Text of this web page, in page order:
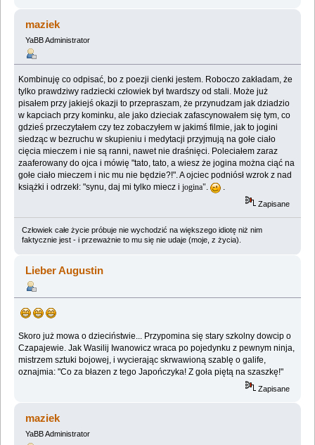
maziek
YaBB Administrator
Kombinuję co odpisać, bo z poezji cienki jestem. Roboczo zakładam, że
tylko prawdziwy radziecki człowiek był twardszy od stali. Może już
pisałem przy jakiejś okazji to przepraszam, że przynudzam jak dziadzio
w kapciach przy kominku, ale jako dzieciak zafascynowałem się tym, co
gdzieś przeczytałem czy tez zobaczyłem w jakimś filmie, jak to jogini
siedząc w bezruchu w skupieniu i medytacji przyjmują na gołe ciało
cięcia mieczem i nie są ranni, nawet nie draśnięci. Poleciałem zaraz
zaaferowany do ojca i mówię "tato, tato, a wiesz że jogina można ciąć na
gołe ciało mieczem i nic mu nie będzie?!". A ojciec podniósł wzrok z nad
książki i odrzekł: "synu, daj mi tylko miecz ijogina". .
Zapisane
Człowiek całe życie próbuje nie wychodzić na większego idiotę niż nim
faktycznie jest - i przeważnie to mu się nie udaje (moje, z życia).
Lieber Augustin
Skoro już mowa o dzieciństwie... Przypomina się stary szkolny dowcip o
Czapajewie. Jak Wasilij Iwanowicz wraca po pojedynku z pewnym ninja,
mistrzem sztuki bojowej, i wycierając skrwawioną szablę o galife,
oznajmia: "Co za błazen z tego Japończyka! Z goła piętą na szaszkę!"
Zapisane
maziek
YaBB Administrator